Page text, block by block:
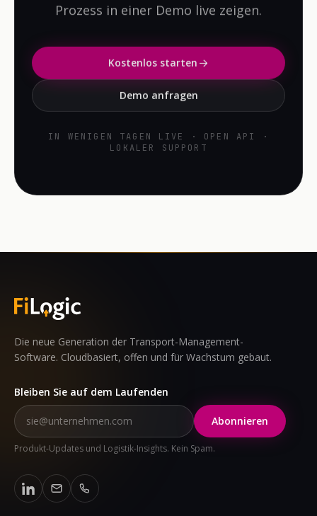
Prozess in einer Demo live zeigen.
Kostenlos starten
Demo anfragen
IN WENIGEN TAGEN LIVE · OPEN API ·
LOKALER SUPPORT
Die neue Generation der Transport-Management-
Software. Cloudbasiert, offen und für Wachstum gebaut.
Bleiben Sie auf dem Laufenden
Abonnieren
Produkt-Updates und Logistik-Insights. Kein Spam.